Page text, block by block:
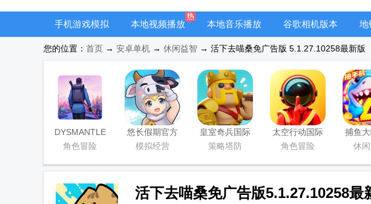
手机游戏模拟
器安卓版合集
本地视频播放
本地音乐播放
器
谷歌相机版本
地
您的位置： 首页 → 安卓单机 → 休闲益智 → 活下去喵桑免广告版 5.1.27.10258最新版
DYSMANTLE
完整版中文版
角色冒险
悠长假期官方
版
模拟经营
皇室奇兵国际
服(Clash Mini)
策略塔防
太空行动国际
服(Super Sus)
角色冒险
捕鱼
正版
休
活下去喵桑免广告版5.1.27.10258最